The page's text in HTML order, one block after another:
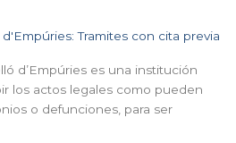
Tramites con cita previa
d’Empúries es una institución
los actos legales como pueden
o defunciones, para ser